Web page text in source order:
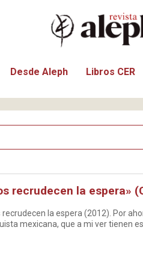
Desde Aleph Libros CER
recrudecen la espera»
la espera (2012). Por
mexicana, que a mi ver tienen